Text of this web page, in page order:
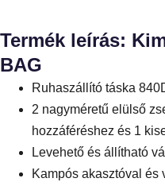
Termék leírás:
BAG
Ruhaszállító táska
2 nagyméretű elülső
hozzáféréshez és 1
Levehető és állítható
Kampós akasztóval és